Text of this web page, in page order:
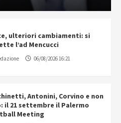
ulteriori cambiamenti: si
l’ad Mencucci
06/08/2026 16:21
Antonini, Corvino e non
il 21 settembre il Palermo
Meeting